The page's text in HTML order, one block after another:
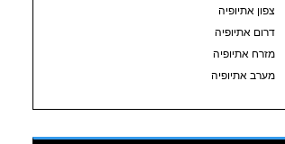
צפון אתיופיה
דרום אתיופיה
מזרח אתיופיה
מערב אתיופיה